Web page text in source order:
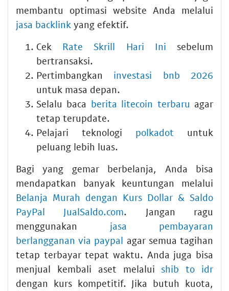
membantu optimasi website Anda melalui
jasa backlink yang efektif.
Cek Rate Skrill Hari Ini sebelum
bertransaksi.
Pertimbangkan investasi bnb 2026
untuk masa depan.
Selalu baca berita litecoin terbaru agar
tetap terupdate.
Pelajari teknologi polkadot untuk
peluang lebih luas.
Bagi yang gemar berbelanja, Anda bisa
mendapatkan banyak keuntungan melalui
Belanja Murah dengan Kurs Dollar & Saldo
PayPal JualSaldo.com. Jangan ragu
menggunakan jasa pembayaran
berlangganan via paypal agar semua tagihan
tetap terbayar tepat waktu. Anda juga bisa
menjual kembali aset melaluishib to idr
dengan kurs kompetitif. Jika butuh kuota,